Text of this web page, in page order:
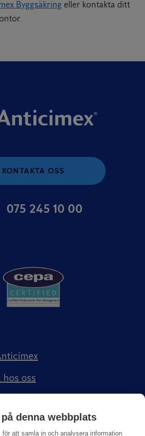
Byggsäkring eller kontakta ditt
KONTAKTA OSS
075 245 10 00
hos oss
Försäkringar AB
denna webbplats
att samla in och analysera information